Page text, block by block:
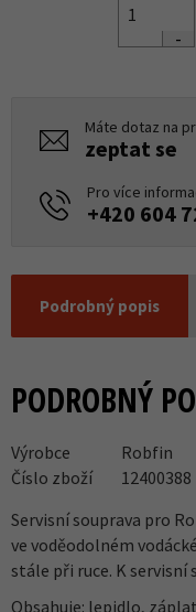
Máte dotaz na
zeptat se
Pro více
+420 604
Podrobný popis
PODROBNÝ
Výrobce
Robfin
Číslo zboží
12400388
Servisní souprava pro
ve voděodolném
stále při ruce. K servisní
Obsahuje: lepidlo,